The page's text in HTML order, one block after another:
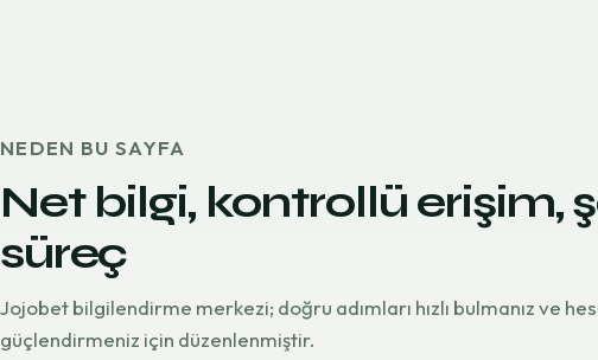
NEDEN BU SAYFA
Net bilgi, kontrollü erişim,
süreç
Jojobet bilgilendirme merkezi; doğru adımları hızlı bulmanız ve
güçlendirmeniz için düzenlenmiştir.